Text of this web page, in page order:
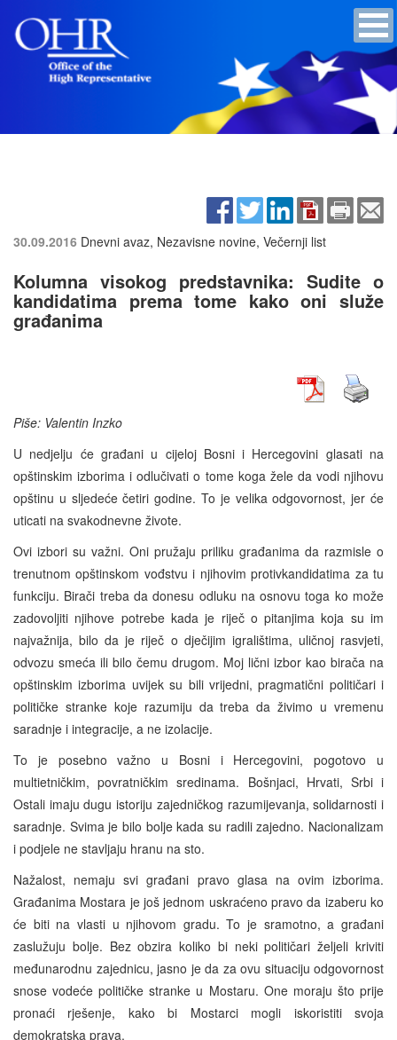
30.09.2016 Dnevni avaz, Nezavisne novine, Večernji list
Kolumna visokog predstavnika: Sudite o
kandidatima prema tome kako oni služe
građanima
Piše: Valentin Inzko
U nedjelju će građani u cijeloj Bosni i Hercegovini glasati na
opštinskim izborima i odlučivati o tome koga žele da vodi njihovu
opštinu u sljedeće četiri godine. To je velika odgovornost, jer će
uticati na svakodnevne živote.
Ovi izbori su važni. Oni pružaju priliku građanima da razmisle o
trenutnom opštinskom vođstvu i njihovim protivkandidatima za tu
funkciju. Birači treba da donesu odluku na osnovu toga ko može
zadovoljiti njihove potrebe kada je riječ o pitanjima koja su im
najvažnija, bilo da je riječ o dječijim igralištima, uličnoj rasvjeti,
odvozu smeća ili bilo čemu drugom. Moj lični izbor kao birača na
opštinskim izborima uvijek su bili vrijedni, pragmatični političari i
političke stranke koje razumiju da treba da živimo u vremenu
saradnje i integracije, a ne izolacije.
To je posebno važno u Bosni i Hercegovini, pogotovo u
multietničkim, povratničkim sredinama. Bošnjaci, Hrvati, Srbi i
Ostali imaju dugu istoriju zajedničkog razumijevanja, solidarnosti i
saradnje. Svima je bilo bolje kada su radili zajedno. Nacionalizam
i podjele ne stavljaju hranu na sto.
Nažalost, nemaju svi građani pravo glasa na ovim izborima.
Građanima Mostara je još jednom uskraćeno pravo da izaberu ko
će biti na vlasti u njihovom gradu. To je sramotno, a građani
zaslužuju bolje. Bez obzira koliko bi neki političari željeli kriviti
međunarodnu zajednicu, jasno je da za ovu situaciju odgovornost
snose vodeće političke stranke u Mostaru. One moraju što prije
pronaći rješenje, kako bi Mostarci mogli iskoristiti svoja
demokratska prava.